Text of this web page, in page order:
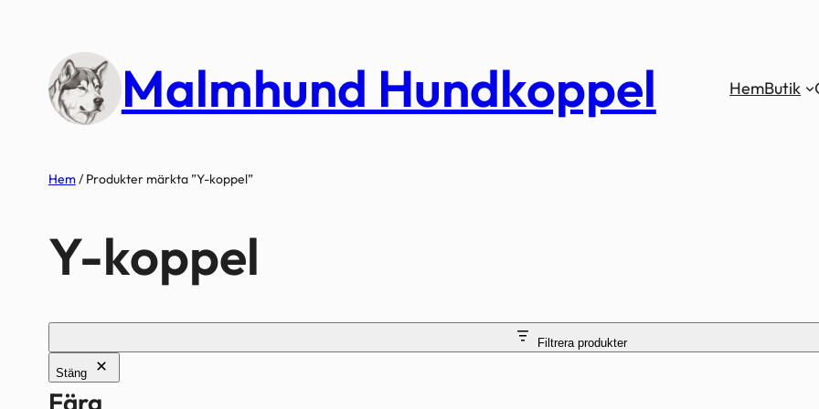
innehåll
Malmhund Hundkoppel HemButik
Hem/ Produkter märkta ”Y-koppel”
Y-koppel
Filtrera produkter
Stäng
Färg